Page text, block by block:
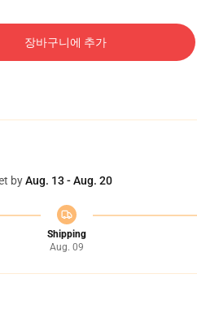
장바구니에 추가
byAug. 13 - Aug. 20
Shipping
Aug. 09